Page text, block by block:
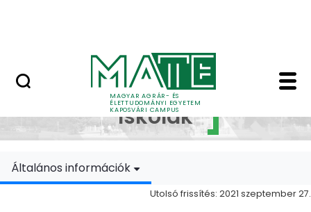
MAGYAR AGRÁR- ÉS
ÉLETTUDOMÁNYI EGYETEM
KAPOSVÁRI CAMPUS
Doktori Iskolák -
Doktori
Iskolák
Általános információk
Utolsó frissítés: 2021 szeptember 27.